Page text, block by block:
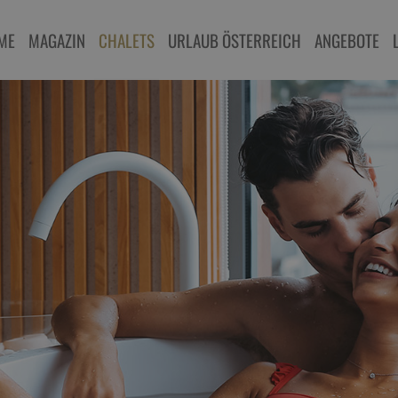
MAGAZIN CHALETS URLAUB ÖSTERREICH ANGEBOTE